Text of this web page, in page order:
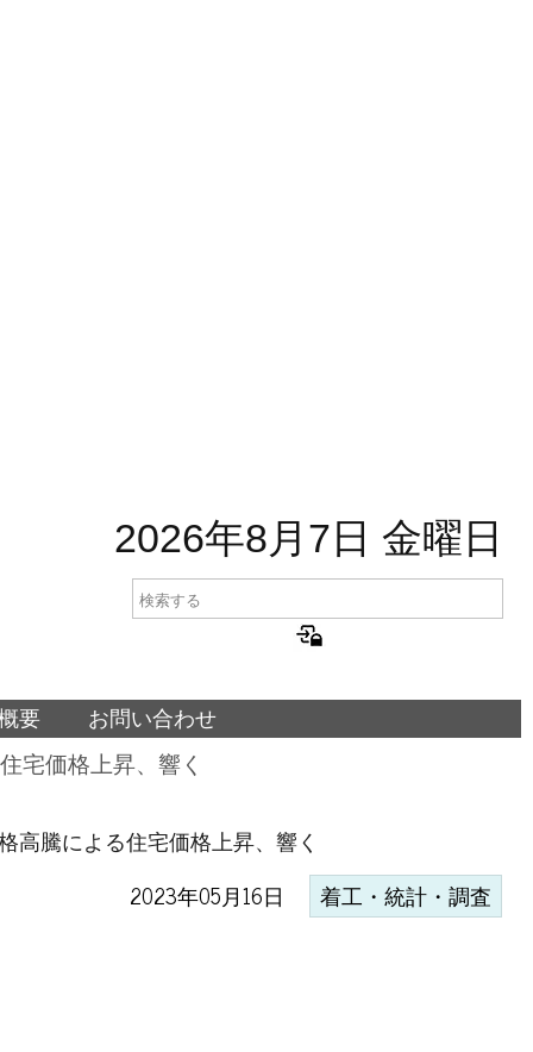
2026年8月7日 金曜日
要 お問い合わせ
宅価格上昇、響く
高騰による住宅価格上昇、響く
2023年05月16日 着工・統計・調査